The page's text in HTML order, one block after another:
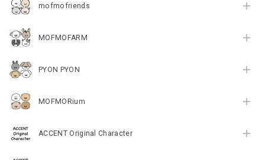
mofmofriends
MOFMOFARM
PYON PYON
MOFMORium
ACCENT Original Character